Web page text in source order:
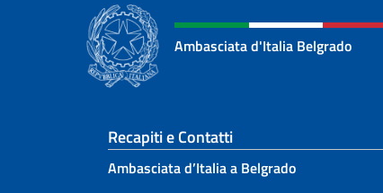
Ambasciata d'Italia Belgrado
Sezione footer
Recapiti e Contatti
Ambasciata d’Italia a Belgrado